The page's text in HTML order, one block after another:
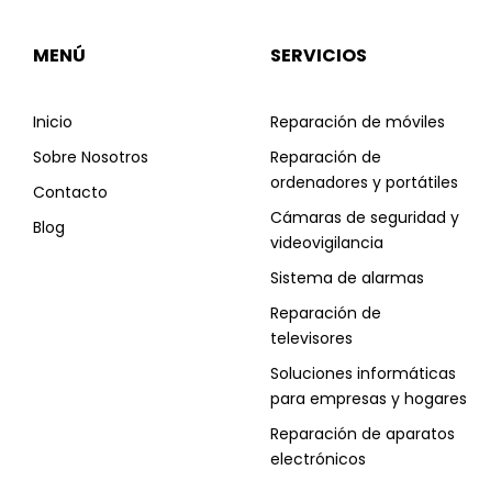
MENÚ
Inicio
Sobre Nosotros
Contacto
Blog
SERVICIOS
Reparación de móviles
Reparación de
ordenadores y portátiles
Cámaras de seguridad y
videovigilancia
Sistema de alarmas
Reparación de
televisores
Soluciones informáticas
para empresas y hogares
Reparación de aparatos
electrónicos